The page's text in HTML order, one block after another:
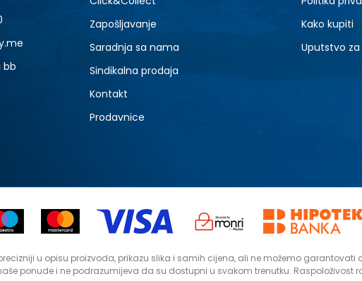
bb
Zapošljavanje
Saradnja sa nama
Sindikalna prodaja
Kontakt
Prodavnice
Kako kupiti
Uputstvo
u opisu proizvoda, prikazu slika i samih cijena, ali ne možemo
ponude i ne podrazumijeva da su dostupni u svakom trenutku. Raspoloživost